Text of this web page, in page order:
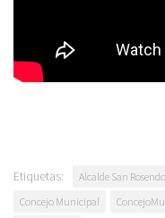
Etiquetas: Alcalde San Rosendo
Concejo Municipal